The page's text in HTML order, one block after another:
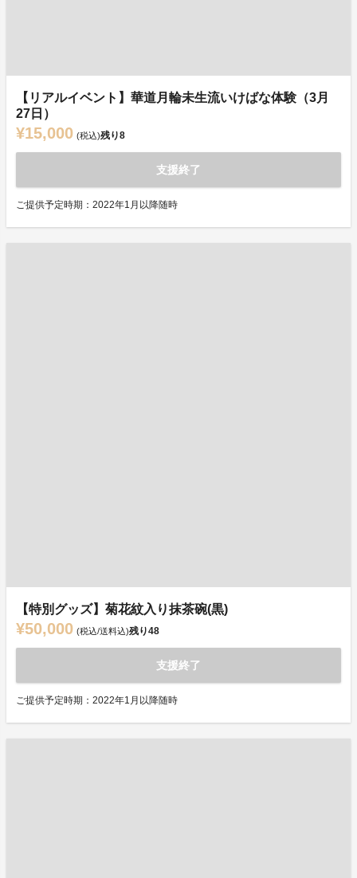
【リアルイベント】華道月輪未生流いけばな体験（3月
27日）
¥15,000 (税込)残り8
支援終了
ご提供予定時期：2022年1月以降随時
【特別グッズ】菊花紋入り抹茶碗(黒)
¥50,000 (税込/送料込)残り48
支援終了
ご提供予定時期：2022年1月以降随時